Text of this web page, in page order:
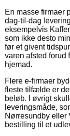
En masse firmaer
dag-til-dag
eksempelvis
som ikke desto
før et givent
varen afsted forud
hjemad.
Flere e-firmaer
fleste tilfælde er
beløb. I øvrigt
leveringsmåde,
Nørresundby eller
bestilling til et